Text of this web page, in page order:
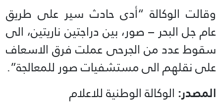
وقالت الوكالة “أدى حادث سير على طريق
عام جل البحر – صور، بين دراجتين ناريتين، الى
سقوط عدد من الجرحى عملت فرق الاسعاف
على نقلهم الى مستشفيات صور للمعالجة”.
المصدر: الوكالة الوطنية للاعلام